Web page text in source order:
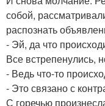
собой,
распознать
- Эй, да что
Все встрепенулись,
- Ведь что-то
- Это связано с
С горечью